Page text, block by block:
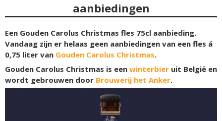
aanbiedingen
Een Gouden Carolus Christmas fles 75cl aanbieding.
Vandaag zijn er helaas geen aanbiedingen van een fles á
0,75 liter van Gouden Carolus Christmas.
Gouden Carolus Christmas is een winterbier uit België en
wordt gebrouwen door Brouwerij het Anker.